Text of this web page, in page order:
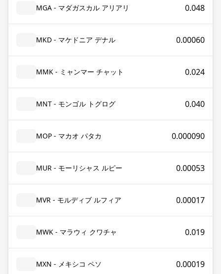
MGA - マダガスカル アリアリ 0.048
MKD - マケドニア デナル 0.00060
MMK - ミャンマー チャット 0.024
MNT - モンゴル トグログ 0.040
MOP - マカオ パタカ 0.000090
MUR - モーリシャス ルピー 0.00053
MVR - モルディブ ルフィア 0.00017
MWK - マラウィ クワチャ 0.019
MXN - メキシコ ペソ 0.00019